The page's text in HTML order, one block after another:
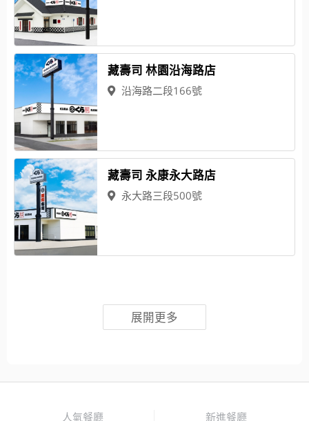
藏壽司 林園沿海路店
沿海路二段166號
藏壽司 永康永大路店
永大路三段500號
展開更多
人氣餐廳 新進餐廳